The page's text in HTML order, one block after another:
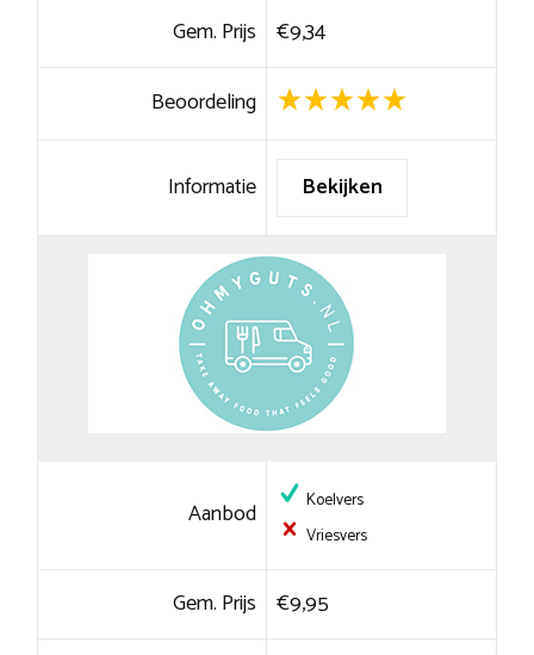
Gem. Prijs €9,34
Beoordeling
Informatie Bekijken
Aanbod
Koelvers
Vriesvers
Gem. Prijs €9,95